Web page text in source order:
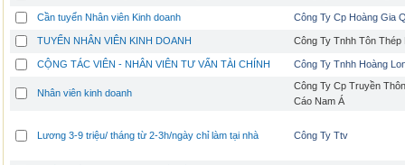
Cần tuyển Nhân viên Kinh doanh Công Ty Cp Hoàng Gia
TUYỂN NHÂN VIÊN KINH DOANH Công Ty Tnhh Tôn Thép
CỘNG TÁC VIÊN - NHÂN VIÊN TƯ VẤN TÀI CHÍNH Công Ty Tnhh Hoàng
Nhân viên kinh doanh
Công Ty Cp Truyền
Cáo Nam Á
Lương 3-9 triệu/ tháng từ 2-3h/ngày chỉ làm tại nhà Công Ty Ttv